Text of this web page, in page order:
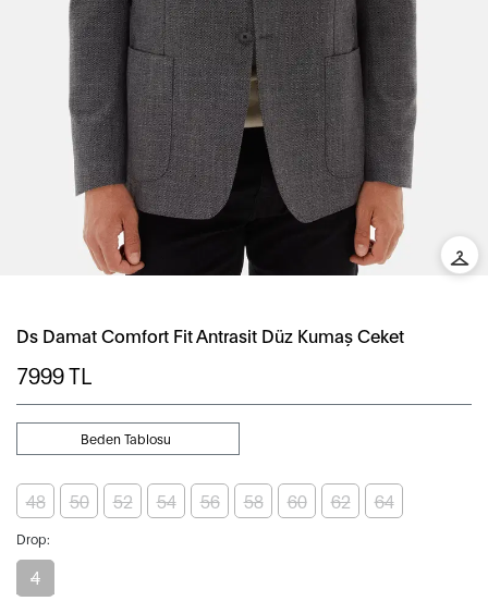
Ds Damat Comfort Fit Antrasit Düz Kumaş Ceket
7999TL
Beden Tablosu
48 50 52 54 56 58 60 62 64
Drop:
4